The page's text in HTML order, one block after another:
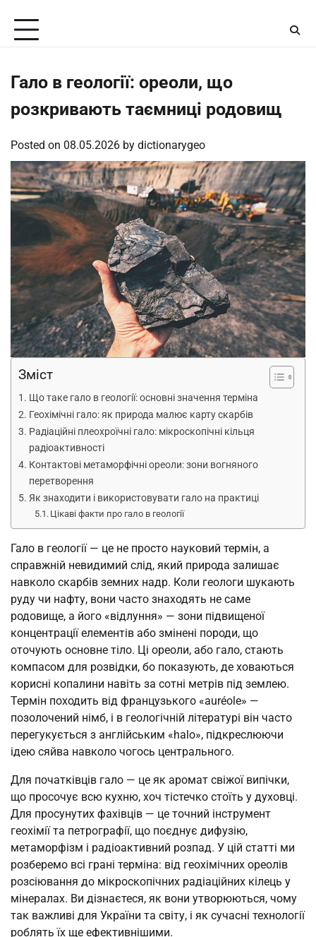
content
Гало в геології: ореоли, що
розкривають таємниці родовищ
Posted on 08.05.2026 by dictionarygeo
Зміст
Що таке гало в геології: основні значення терміна
Геохімічні гало: як природа малює карту скарбів
Радіаційні плеохроїчні гало: мікроскопічні кільця
радіоактивності
Контактові метаморфічні ореоли: зони вогняного
перетворення
Як знаходити і використовувати гало на практиці
Цікаві факти про гало в геології
Гало в геології — це не просто науковий термін, а
справжній невидимий слід, який природа залишає
навколо скарбів земних надр. Коли геологи шукають
руду чи нафту, вони часто знаходять не саме
родовище, а його «відлуння» — зони підвищеної
концентрації елементів або змінені породи, що
оточують основне тіло. Ці ореоли, або гало, стають
компасом для розвідки, бо показують, де ховаються
корисні копалини навіть за сотні метрів під землею.
Термін походить від французького «auréole» —
позолочений німб, і в геологічній літературі він часто
перегукується з англійським «halo», підкреслюючи
ідею сяйва навколо чогось центрального.
Для початківців гало — це як аромат свіжої випічки,
що просочує всю кухню, хоч тістечко стоїть у духовці.
Для просунутих фахівців — це точний інструмент
геохімії та петрографії, що поєднує дифузію,
метаморфізм і радіоактивний розпад. У цій статті ми
розберемо всі грані терміна: від геохімічних ореолів
розсіювання до мікроскопічних радіаційних кілець у
мінералах. Ви дізнаєтеся, як вони утворюються, чому
так важливі для України та світу, і як сучасні технології
роблять їх ще ефективнішими.